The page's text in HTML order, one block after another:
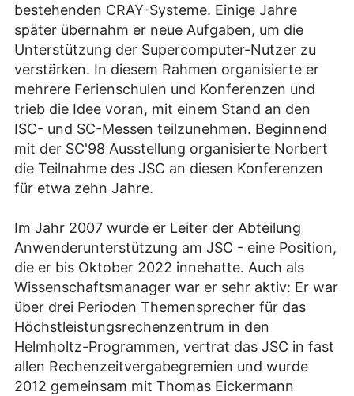
bestehenden CRAY-Systeme. Einige Jahre
später übernahm er neue Aufgaben, um die
Unterstützung der Supercomputer-Nutzer zu
verstärken. In diesem Rahmen organisierte er
mehrere Ferienschulen und Konferenzen und
trieb die Idee voran, mit einem Stand an den
ISC- und SC-Messen teilzunehmen. Beginnend
mit der SC'98 Ausstellung organisierte Norbert
die Teilnahme des JSC an diesen Konferenzen
für etwa zehn Jahre.
Im Jahr 2007 wurde er Leiter der Abteilung
Anwenderunterstützung am JSC - eine Position,
die er bis Oktober 2022 innehatte. Auch als
Wissenschaftsmanager war er sehr aktiv: Er war
über drei Perioden Themensprecher für das
Höchstleistungsrechenzentrum in den
Helmholtz-Programmen, vertrat das JSC in fast
allen Rechenzeitvergabegremien und wurde
2012 gemeinsam mit Thomas Eickermann